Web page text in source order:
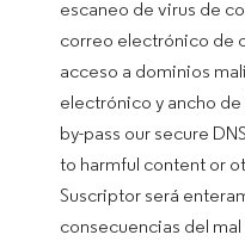
escaneo de virus de
correo electrónico de
acceso a dominios
electrónico y ancho
by-pass our secure
to harmful content or
Suscriptor será
consecuencias del